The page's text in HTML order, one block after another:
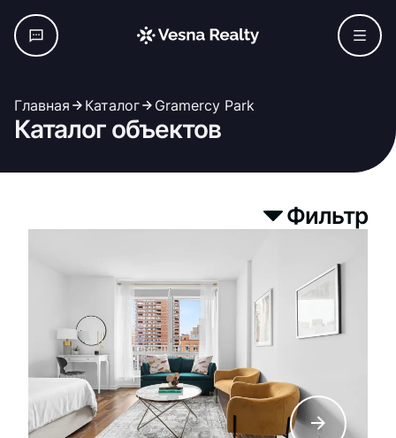
Главная Каталог Gramercy Park
Каталог объектов
Фильтр